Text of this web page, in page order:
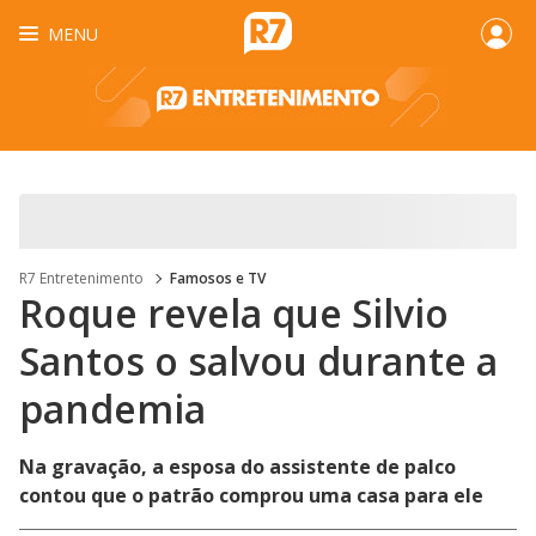
MENU
R7 Entretenimento Famosos e TV
Roque revela que Silvio
Santos o salvou durante a
pandemia
Na gravação, a esposa do assistente de palco
contou que o patrão comprou uma casa para ele